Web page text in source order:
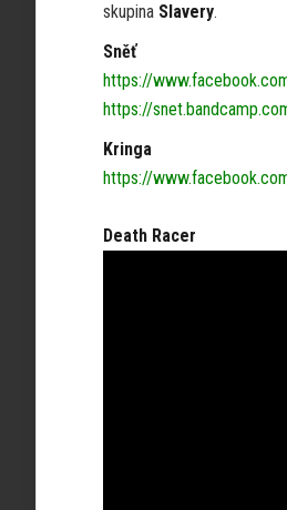
skupina Slavery.
Sněť
https://
https://
Kringa
https://
Death Racer